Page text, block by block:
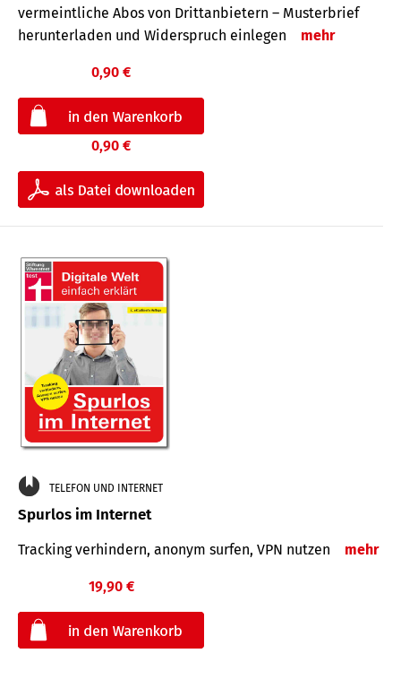
vermeintliche Abos von Drittanbietern – Musterbrief
herunterladen und Widerspruch einlegen
mehr
0,90 €
0,90 €
TELEFON UND INTERNET
Spurlos im Internet
Tracking verhindern, anonym surfen, VPN nutzen mehr
19,90 €